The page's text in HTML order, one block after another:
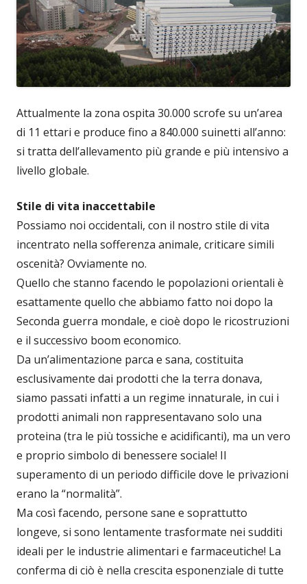
Attualmente la zona ospita 30.000 scrofe su un’area
di 11 ettari e produce fino a 840.000 suinetti all’anno:
si tratta dell’allevamento più grande e più intensivo a
livello globale.
Stile di vita inaccettabile
Possiamo noi occidentali, con il nostro stile di vita
incentrato nella sofferenza animale, criticare simili
oscenità? Ovviamente no.
Quello che stanno facendo le popolazioni orientali è
esattamente quello che abbiamo fatto noi dopo la
Seconda guerra mondale, e cioè dopo le ricostruzioni
e il successivo boom economico.
Da un’alimentazione parca e sana, costituita
esclusivamente dai prodotti che la terra donava,
siamo passati infatti a un regime innaturale, in cui i
prodotti animali non rappresentavano solo una
proteina (tra le più tossiche e acidificanti), ma un vero
e proprio simbolo di benessere sociale! Il
superamento di un periodo difficile dove le privazioni
erano la “normalità”.
Ma così facendo, persone sane e soprattutto
longeve, si sono lentamente trasformate nei sudditi
ideali per le industrie alimentari e farmaceutiche! La
conferma di ciò è nella crescita esponenziale di tutte